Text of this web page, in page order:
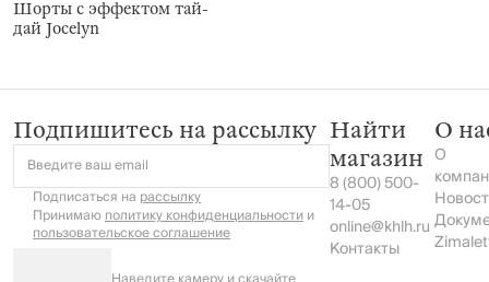
Шорты с эффектом тай-
дай Jocelyn
Подпишитесь на рассылку
Введите ваш email
Подписаться на рассылку
Принимаюполитику конфиденциальностии
пользовательское соглашение
Найти
магазин
8 (800) 500-
14-05
online@khlh.ru
Контакты
О
О